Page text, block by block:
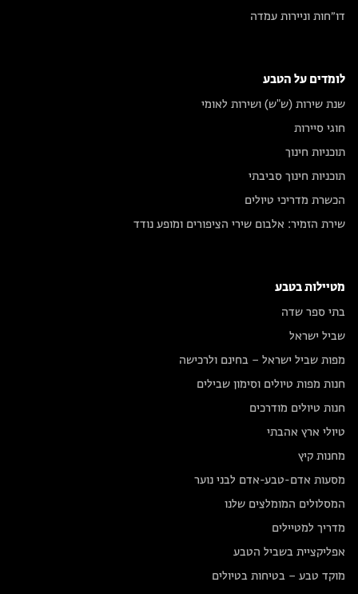
דו״חות וניירות עמדה
לומדים על הטבע
שנת שירות (ש"ש) ושירות לאומי
חוגי סיירות
תוכניות חינוך
תוכניות חינוך סביבתי
הכשרת מדריכי טיולים
שירת הזמיר: אלבום שירי הציפורים ומופע נודד
מטיילות בטבע
בתי ספר שדה
שביל ישראל
מפות שביל ישראל – בחינם ולרכישה
חנות מפות טיולים וסימון שבילים
חנות טיולים מודרכים
טיולי ארץ אהבתי
מחנות קיץ
מסעות אדם-טבע-אדם לבני נוער
המסלולים המומלצים שלנו
מדריך למטיילים
אפליקציית בשביל הטבע
מוקד טבע – בטיחות בטיולים